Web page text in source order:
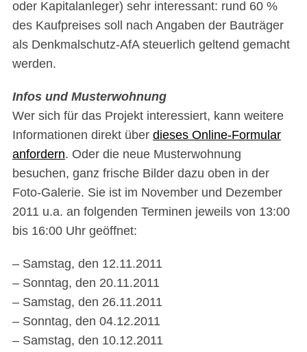
oder Kapitalanleger) sehr interessant: rund 60 %
des Kaufpreises soll nach Angaben der Bauträger
als Denkmalschutz-AfA steuerlich geltend gemacht
werden.
Infos und Musterwohnung
Wer sich für das Projekt interessiert, kann weitere
Informationen direkt über dieses Online-Formular
anfordern. Oder die neue Musterwohnung
besuchen, ganz frische Bilder dazu oben in der
Foto-Galerie. Sie ist im November und Dezember
2011 u.a. an folgenden Terminen jeweils von 13:00
bis 16:00 Uhr geöffnet:
– Samstag, den 12.11.2011
– Sonntag, den 20.11.2011
– Samstag, den 26.11.2011
– Sonntag, den 04.12.2011
– Samstag, den 10.12.2011